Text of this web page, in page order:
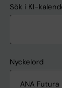
Sök i KI-
Nyckelord